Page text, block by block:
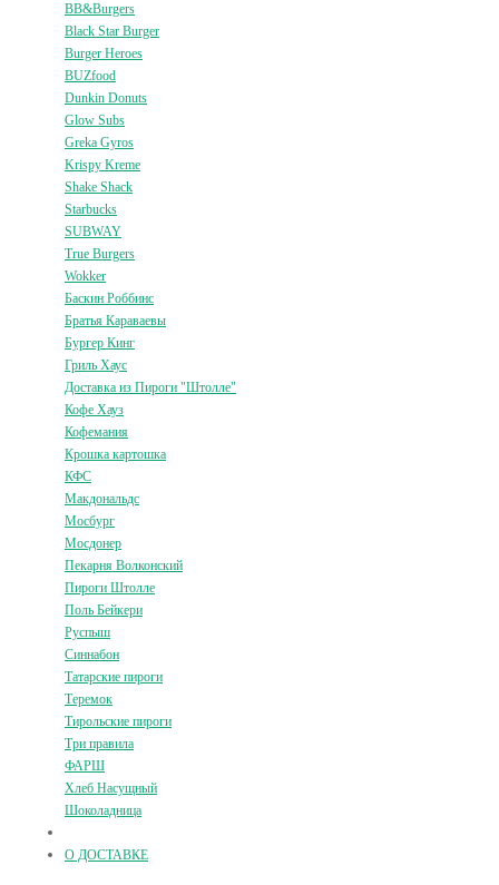
BB&Burgers
Black Star Burger
Burger Heroes
BUZfood
Dunkin Donuts
Glow Subs
Greka Gyros
Krispy Kreme
Shake Shack
Starbucks
SUBWAY
True Burgers
Wokker
Баскин Роббинс
Братья Караваевы
Бургер Кинг
Гриль Хаус
Доставка из Пироги "Штолле"
Кофе Хауз
Кофемания
Крошка картошка
КФС
Макдональдс
Мосбург
Мосдонер
Пекарня Волконский
Пироги Штолле
Поль Бейкери
Руспыш
Синнабон
Татарские пироги
Теремок
Тирольские пироги
Три правила
ФАРШ
Хлеб Насущный
Шоколадница
О ДОСТАВКЕ